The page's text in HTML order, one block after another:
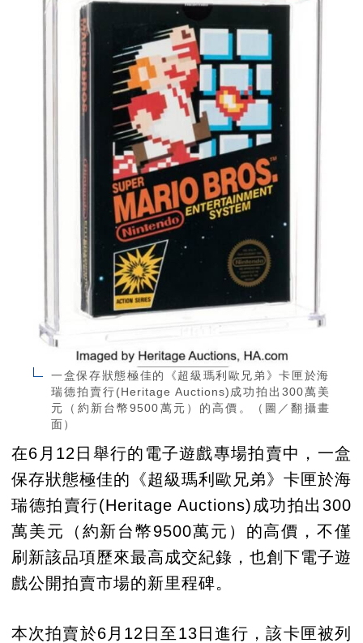
一盒保存狀態極佳的《超級瑪利歐兄弟》卡匣於海
瑞德拍賣行(Heritage Auctions)成功拍出300萬美
元（約新台幣9500萬元）的高價。（圖／翻攝畫
面）
在6月12日舉行的電子遊戲專場拍賣中，一盒
保存狀態極佳的《超級瑪利歐兄弟》卡匣於海
瑞德拍賣行(Heritage Auctions)成功拍出300
萬美元（約新台幣9500萬元）的高價，不僅
刷新該品項歷來最高成交紀錄，也創下電子遊
戲公開拍賣市場的新里程碑。
本次拍賣於6月12日至13日進行，該卡匣被列